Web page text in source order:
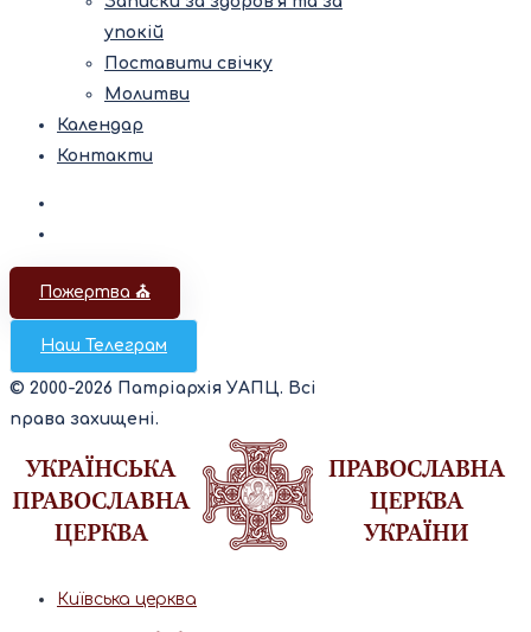
упокій
Поставити свічку
Молитви
Календар
Контакти
Пожертва ⛪️
Наш Телеграм
© 2000-2026 Патріархія УАПЦ. Всі
права захищені.
Київська церква